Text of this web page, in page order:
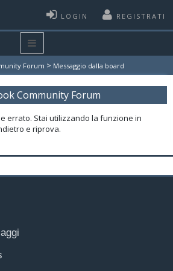
LOGIN REGISTRATI
Forum > Messaggio dalla board
Community Forum
errato. Stai utilizzando la funzione in
e riprova.